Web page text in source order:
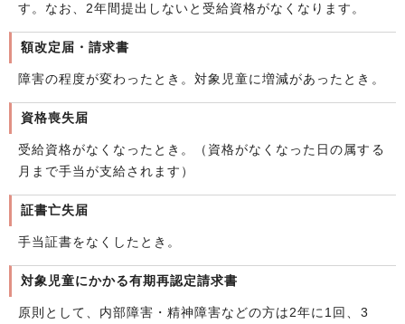
す。なお、2年間提出しないと受給資格がなくなります。
額改定届・請求書
障害の程度が変わったとき。対象児童に増減があったとき。
資格喪失届
受給資格がなくなったとき。（資格がなくなった日の属する
月まで手当が支給されます）
証書亡失届
手当証書をなくしたとき。
対象児童にかかる有期再認定請求書
原則として、内部障害・精神障害などの方は2年に1回、3